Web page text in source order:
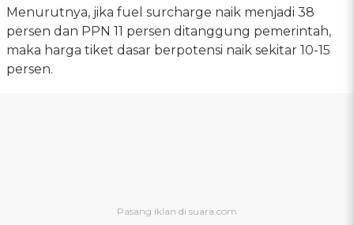
Menurutnya, jika fuel surcharge naik menjadi 38
persen dan PPN 11 persen ditanggung pemerintah,
maka harga tiket dasar berpotensi naik sekitar 10-15
persen.